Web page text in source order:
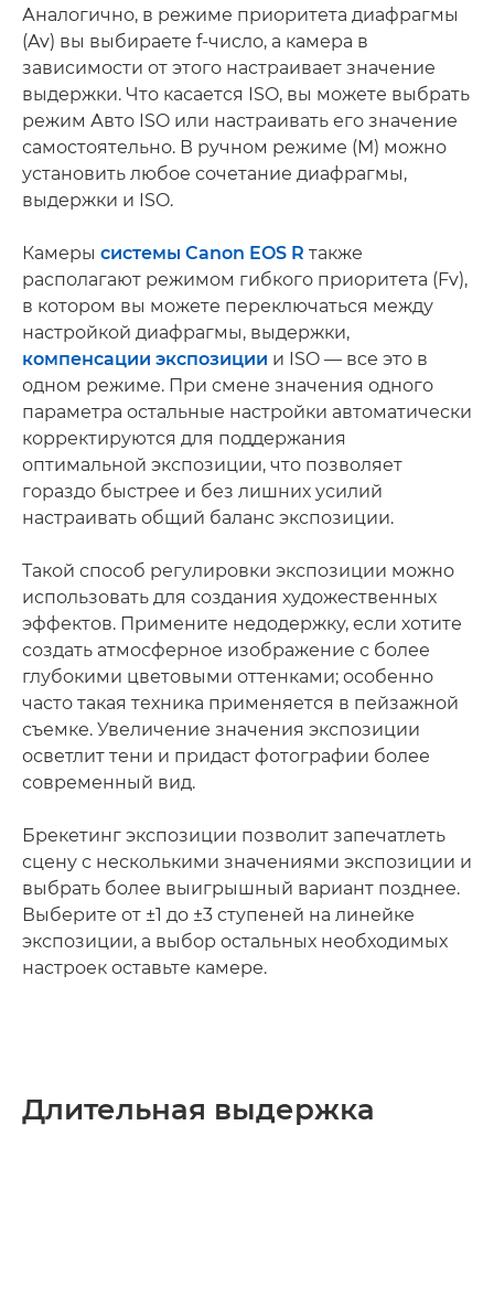
Аналогично, в режиме приоритета диафрагмы
(Av) вы выбираете f-число, а камера в
зависимости от этого настраивает значение
выдержки. Что касается ISO, вы можете выбрать
режим Авто ISO или настраивать его значение
самостоятельно. В ручном режиме (M) можно
установить любое сочетание диафрагмы,
выдержки и ISO.
Камеры системы Canon EOS R также
располагают режимом гибкого приоритета (Fv),
в котором вы можете переключаться между
настройкой диафрагмы, выдержки,
компенсации экспозиции и ISO — все это в
одном режиме. При смене значения одного
параметра остальные настройки автоматически
корректируются для поддержания
оптимальной экспозиции, что позволяет
гораздо быстрее и без лишних усилий
настраивать общий баланс экспозиции.
Такой способ регулировки экспозиции можно
использовать для создания художественных
эффектов. Примените недодержку, если хотите
создать атмосферное изображение с более
глубокими цветовыми оттенками; особенно
часто такая техника применяется в пейзажной
съемке. Увеличение значения экспозиции
осветлит тени и придаст фотографии более
современный вид.
Брекетинг экспозиции позволит запечатлеть
сцену с несколькими значениями экспозиции и
выбрать более выигрышный вариант позднее.
Выберите от ±1 до ±3 ступеней на линейке
экспозиции, а выбор остальных необходимых
настроек оставьте камере.
Длительная выдержка